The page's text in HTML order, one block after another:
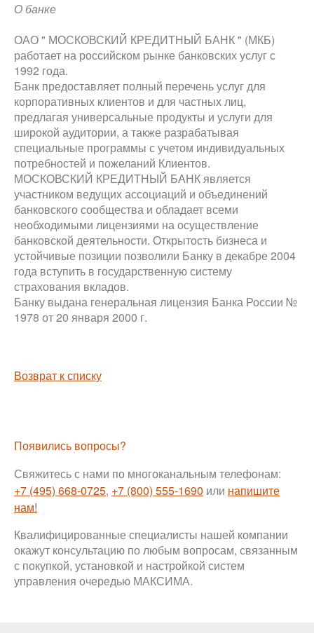
О банке
ОАО " МОСКОВСКИЙ КРЕДИТНЫЙ БАНК " (МКБ)
работает на российском рынке банковских услуг с
1992 года.
Банк предоставляет полный перечень услуг для
корпоративных клиентов и для частных лиц,
предлагая универсальные продукты и услуги для
широкой аудитории, а также разрабатывая
специальные программы с учетом индивидуальных
потребностей и пожеланий Клиентов.
МОСКОВСКИЙ КРЕДИТНЫЙ БАНК является
участником ведущих ассоциаций и объединений
банковского сообщества и обладает всеми
необходимыми лицензиями на осуществление
банковской деятельности. Открытость бизнеса и
устойчивые позиции позволили Банку в декабре 2004
года вступить в государственную систему
страхования вкладов.
Банку выдана генеральная лицензия Банка России №
1978 от 20 января 2000 г.
Возврат к списку
Появились вопросы?
Свяжитесь с нами по многоканальным телефонам:
+7 (495) 668-0725, +7 (800) 555-1690 или напишите
нам!
Квалифицированные специалисты нашей компании
окажут консультацию по любым вопросам, связанным
с покупкой, установкой и настройкой систем
управления очередью МАКСИМА.